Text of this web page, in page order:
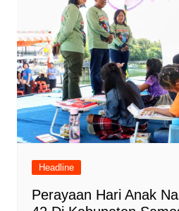
Headline
Perayaan Hari Anak